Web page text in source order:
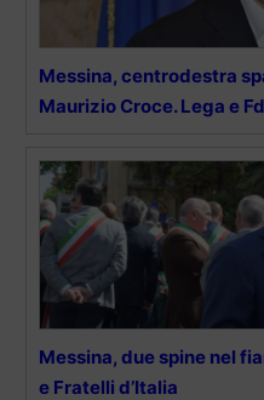
Messina, centrodestra
Maurizio Croce. Lega e
Messina, due spine nel
e Fratelli d’Italia